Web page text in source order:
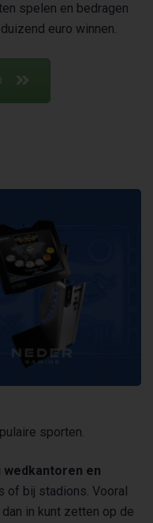
spelen en bedragen
euro winnen.
sporten.
wedkantoren en
of bij stadions. Vooral
in kunt zetten op de